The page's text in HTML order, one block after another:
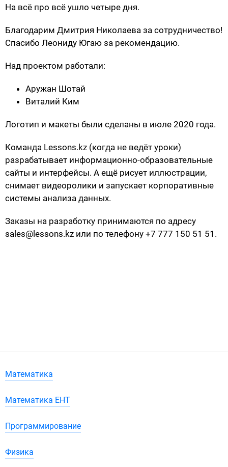
На всё про всё ушло четыре дня.
Благодарим Дмитрия Николаева за сотрудничество!
Спасибо Леониду Югаю за рекомендацию.
Над проектом работали:
Аружан Шотай
Виталий Ким
Логотип и макеты были сделаны в июле 2020 года.
Команда Lessons.kz (когда не ведёт уроки)
разрабатывает информационно-образовательные
сайты и интерфейсы. А ещё рисует иллюстрации,
снимает видеоролики и запускает корпоративные
системы анализа данных.
Заказы на разработку принимаются по адресу
sales@lessons.kz или по телефону +7 777 150 51 51.
Математика
Математика ЕНТ
Программирование
Физика